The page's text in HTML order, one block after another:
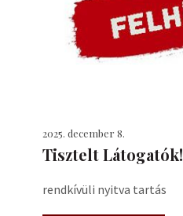
2025. december 8.
Tisztelt Látogatók!
rendkívüli nyitva tartás